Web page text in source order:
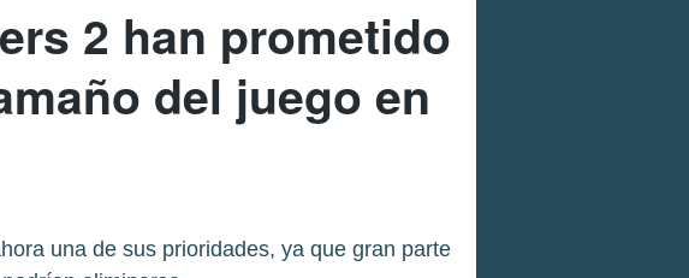
2 han prometido
del juego en
una de sus prioridades, ya que gran parte